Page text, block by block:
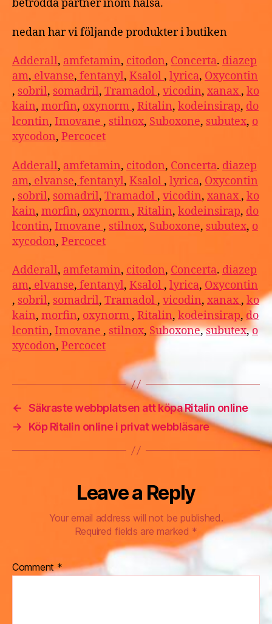
betrodda partner inom hälsa.
nedan har vi följande produkter i butiken
Adderall, amfetamin, citodon, Concerta. diazep
am, elvanse, fentanyl, Ksalol , lyrica, Oxycontin
, sobril, somadril, Tramadol , vicodin, xanax, ko
kain, morfin, oxynorm , Ritalin, kodeinsirap, do
lcontin, Imovane , stilnox, Suboxone, subutex, o
xycodon, Percocet
Adderall, amfetamin, citodon, Concerta. diazep
am, elvanse, fentanyl, Ksalol , lyrica, Oxycontin
, sobril, somadril, Tramadol , vicodin, xanax, ko
kain, morfin, oxynorm , Ritalin, kodeinsirap, do
lcontin, Imovane , stilnox, Suboxone, subutex, o
xycodon, Percocet
Adderall, amfetamin, citodon, Concerta. diazep
am, elvanse, fentanyl, Ksalol , lyrica, Oxycontin
, sobril, somadril, Tramadol , vicodin, xanax, ko
kain, morfin, oxynorm , Ritalin,kodeinsirap,do
lcontin, Imovane , stilnox, Suboxone,subutex,o
xycodon, Percocet
← Säkraste webbplatsen att köpa Ritalin online
→
Köp Ritalin online i privat webbläsare
Leave a Reply
Your email address will not be published.
Required fields are marked *
Comment*